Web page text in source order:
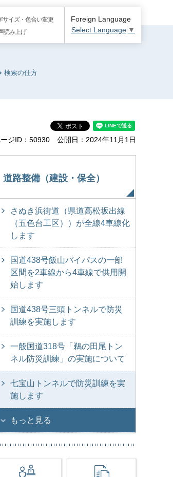
サイズ・色合い変更
読み上げ
Foreign Language
Select Language ▼
検索の仕方
ジID：50930 公開日：2024年11月1日
道路整備（建設・保全）
さぬき浜街道（県道高松坂出線
（五色台工区））が全線4車線化
します
国道438号飯山バイパスの一部
区間を2車線から4車線で供用開
始します
国道438号三頭トンネルで防災
訓練を実施します
一般国道318号「鵜の田尾トン
ネル防災訓練」の実施について
七宝山トンネルで防災訓練を実
施します
もっと見る